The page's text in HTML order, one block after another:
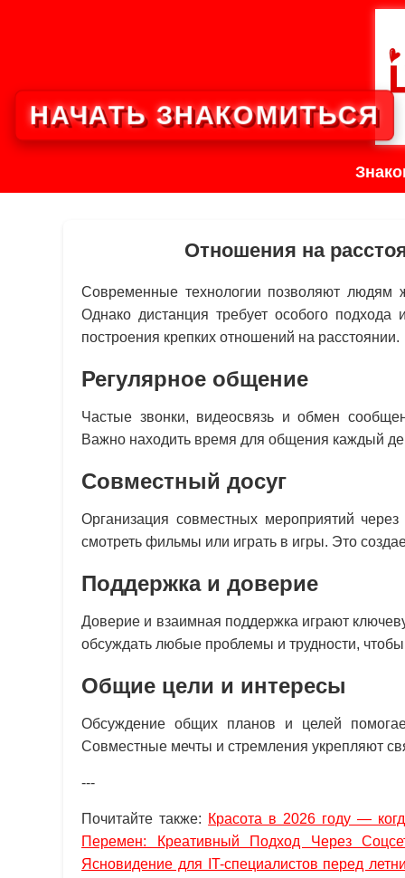
Отношения на
Современные технологии позволяют людям
Однако дистанция требует особого
построения крепких отношений на расстоянии.
Регулярное общение
Частые звонки, видеосвязь и обмен
Важно находить время для общения каждый
Совместный досуг
Организация совместных мероприятий
смотреть фильмы или играть в игры. Это
Поддержка и доверие
Доверие и взаимная поддержка играют
обсуждать любые проблемы и трудности,
Общие цели и интересы
Обсуждение общих планов и целей
Совместные мечты и стремления укрепляют
---
Почитайте также: Красота в 2026 году —
Перемен: Креативный Подход Через
Ясновидение для IT-специалистов перед
НАЧАТЬ ЗНАКОМИТЬСЯ